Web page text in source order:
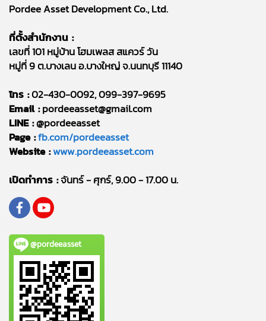
Pordee Asset Development Co., Ltd.
ที่ตั้งสำนักงาน :
เลขที่ 101 หมู่บ้าน โฮมเพลส สแควร์ วัน
หมู่ที่ 9 ต.บางเลน อ.บางใหญ่ จ.นนทบุรี 11140
โทร :02-430-0092, 099-397-9695
Email :pordeeasset@gmail.com
LINE :@pordeeasset
Page :fb.com/pordeeasset
Website :www.pordeeasset.com
เปิดทำการ :จันทร์ - ศุกร์, 9.00 - 17.00 น.
@pordeeasset